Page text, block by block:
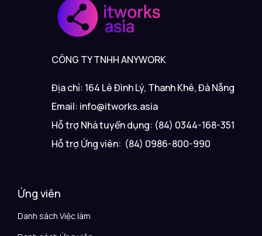
CÔNG TY TNHH ANYWORK
Địa chỉ: 164 Lê Đình Lý, Thanh Khê, Đà Nẵng
Email: info@itworks.asia
Hỗ trợ Nhà tuyển dụng: (84) 0344-168-351
Hỗ trợ Ứng viên: (84) 0986-800-990
Ứng viên
Danh sách Việc làm